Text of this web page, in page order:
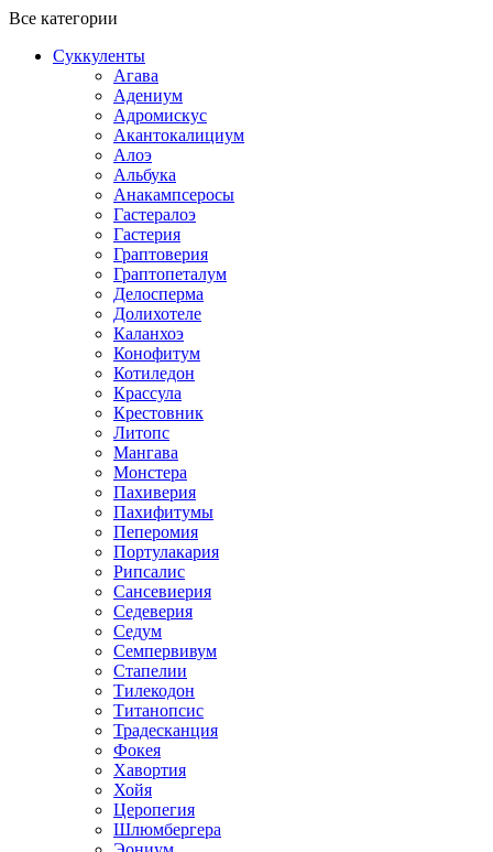
Все категории
Суккуленты
Агава
Адениум
Адромискус
Акантокалициум
Алоэ
Альбука
Анакампсеросы
Гастералоэ
Гастерия
Граптоверия
Граптопеталум
Делосперма
Долихотеле
Каланхоэ
Конофитум
Котиледон
Крассула
Крестовник
Литопс
Мангава
Монстера
Пахиверия
Пахифитумы
Пеперомия
Портулакария
Рипсалис
Сансевиерия
Седеверия
Седум
Семпервивум
Стапелии
Тилекодон
Титанопсис
Традесканция
Фокея
Хавортия
Хойя
Церопегия
Шлюмбергера